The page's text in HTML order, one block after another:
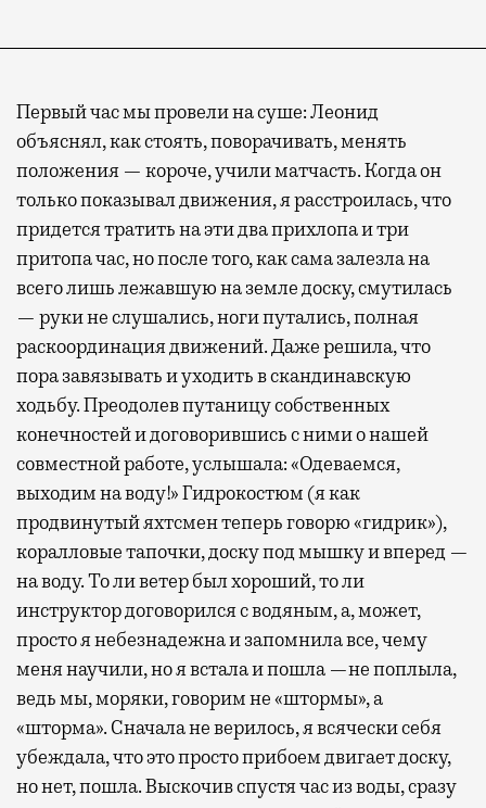
Первый час мы провели на суше: Леонид
объяснял, как стоять, поворачивать, менять
положения — короче, учили матчасть. Когда он
только показывал движения, я расстроилась, что
придется тратить на эти два прихлопа и три
притопа час, но после того, как сама залезла на
всего лишь лежавшую на земле доску, смутилась
— руки не слушались, ноги путались, полная
раскоординация движений. Даже решила, что
пора завязывать и уходить в скандинавскую
ходьбу. Преодолев путаницу собственных
конечностей и договорившись с ними о нашей
совместной работе, услышала: «Одеваемся,
выходим на воду!» Гидрокостюм (я как
продвинутый яхтсмен теперь говорю «гидрик»),
коралловые тапочки, доску под мышку и вперед —
на воду. То ли ветер был хороший, то ли
инструктор договорился с водяным, а, может,
просто я небезнадежна и запомнила все, чему
меня научили, но я встала и пошла —не поплыла,
ведь мы, моряки, говорим не «штормы», а
«шторма». Сначала не верилось, я всячески себя
убеждала, что это просто прибоем двигает доску,
но нет, пошла. Выскочив спустя час из воды, сразу